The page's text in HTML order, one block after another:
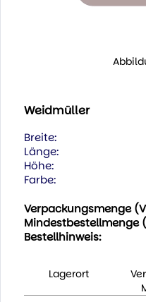
Weidmüller
Breite:
Länge:
Höhe:
Farbe:
Verpackungsmenge
Mindestbestellmenge
Bestellhinweis:
Lagerort